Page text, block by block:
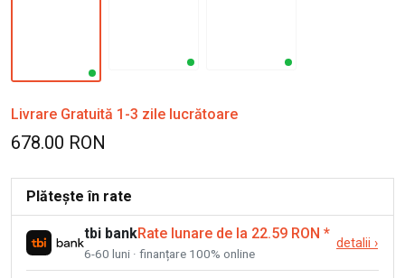
Livrare Gratuită 1-3 zile lucrătoare
678.00 RON
Plătește în rate
tbi bankRate lunare de la 22.59 RON *
6-60 luni · finanțare 100% online
detalii ›